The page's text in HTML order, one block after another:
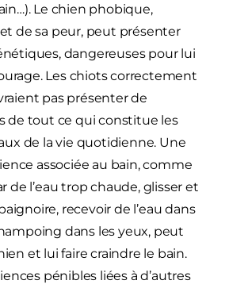
Le chien phobique,
de sa peur, peut présenter
dangereuses pour lui
Les chiots correctement
pas présenter de
de tout ce qui constitue les
de la vie quotidienne. Une
associée au bain, comme
de l’eau trop chaude, glisser et
recevoir de l’eau dans
dans les yeux, peut
et lui faire craindre le bain.
pénibles liées à d’autres